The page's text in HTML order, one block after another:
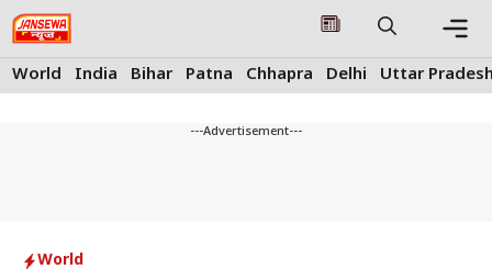
Skip
to
content
World India Bihar Patna Chhapra Delhi Uttar
---Advertisement---
World